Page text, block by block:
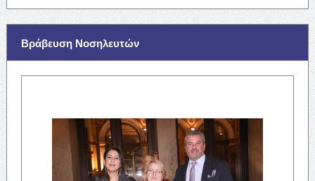
Βράβευση Νοσηλευτών